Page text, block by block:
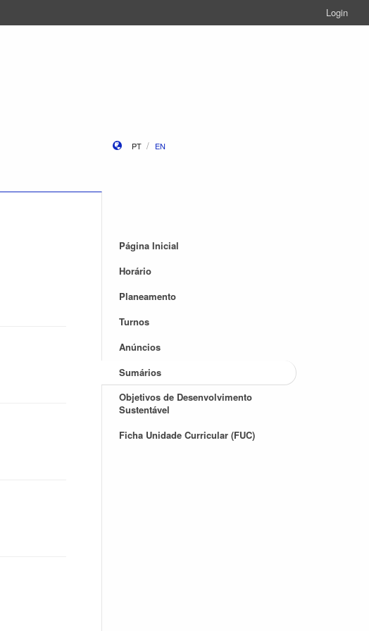
Login
PT EN
Página Inicial
Horário
Planeamento
Turnos
Anúncios
Sumários
Objetivos de Desenvolvimento
Sustentável
Ficha Unidade Curricular (FUC)